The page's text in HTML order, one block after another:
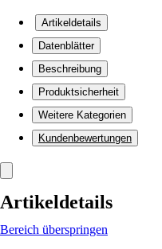
Artikeldetails
Datenblätter
Beschreibung
Produktsicherheit
Weitere Kategorien
Kundenbewertungen
Artikeldetails
Bereich überspringen